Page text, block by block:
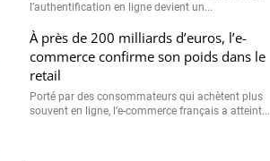
l’authentification en ligne devient un...
À près de 200 milliards d’euros, l’e-
commerce confirme son poids dans le
retail
Porté par des consommateurs qui achètent plus
souvent en ligne, l’e-commerce français a atteint...